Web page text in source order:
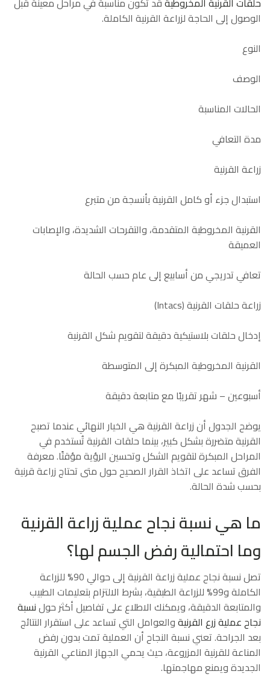
الوصول إلى الحاجة لزراعة القرنية الكاملة.
النوع
الوصف
الحالات المناسبة
مدة التعافي
زراعة القرنية
استبدال جزء أو كامل القرنية بأنسجة من متبرع
القرنية المخروطية المتقدمة، والتقرحات الشديدة، والإصابات
العميقة
تعافي تدريجي من أسابيع إلى عام حسب الحالة
زراعة حلقات القرنية (Intacs)
إدخال حلقات بلاستيكية دقيقة لتقويم شكل القرنية
القرنية المخروطية المبكرة إلى المتوسطة
أسبوعين – شهر تقريبًا مع متابعة دقيقة
يوضح الجدول أن زراعة القرنية هي الخيار النهائي عندما تصبح
القرنية متضررة بشكل كبير، بينما حلقات القرنية تُستخدم في
المراحل المبكرة لتقويم الشكل وتحسين الرؤية مؤقتًا. معرفة
الفرق تساعد على اتخاذ القرار الصحيح حول متى تحتاج زراعة قرنية
بحسب شدة الحالة.
ما هي نسبة نجاح عملية زراعة القرنية
وما احتمالية رفض الجسم لها؟
تصل نسبة نجاح عملية زراعة القرنية إلى حوالي 90% للزراعة
الكاملة و99% للزراعة الطبقية، بشرط الالتزام بتعليمات الطبيب
والمتابعة الدقيقة، ويمكنك الاطلاع على تفاصيل أكثر حولنسبة
نجاح عملية زرع القرنيةوالعوامل التي تساعد على استقرار النتائج
بعد الجراحة. تعني نسبة النجاح أن العملية تمت بدون رفض
المناعة للقرنية المزروعة، حيث يحمي الجهاز المناعي القرنية
الجديدة ويمنع مهاجمتها.